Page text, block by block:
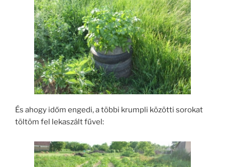
És ahogy időm engedi, a többi krumpli közötti sorokat
töltöm fel lekaszált fűvel: